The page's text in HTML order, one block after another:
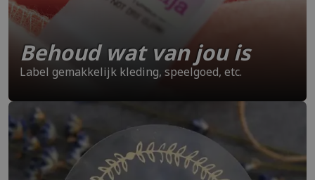
Behoud wat van jou is
Label gemakkelijk kleding, speelgoed, etc.